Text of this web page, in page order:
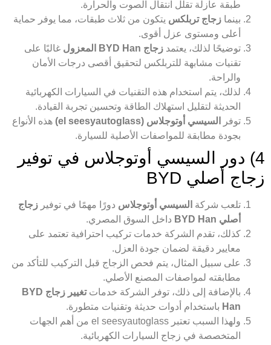
طبقة عازلة تقلل انتقال الصوت والحرارة.
بينما زجاج تربلكس يتكون من ثلاث طبقات، مما يوفر حماية
أعلى ومستوى عزل أقوى.
توضيحًا لذلك، يعتمد زجاج BYD Han المعزول
غالبًا على
تقنيات مشابهة للتربلكس لتحقيق أقصى درجات الأمان
والراحة.
لذلك، يتم استخدام هذه التقنيات في السيارات الكهربائية
الحديثة لتقليل استهلاك الطاقة وتحسين تجربة القيادة.
توفر
السيسي أوتوجلاس (el seesyautoglass)
هذه الأنواع
بجودة مطابقة للمواصفات الأصلية للسيارة.
4) دور السيسي أوتوجلاس في توفير
زجاج أصلي BYD
تلعب شركة السيسي أوتوجلاس دورًا مهمًا في توفير زجاج
أصلي BYD Han
داخل السوق المصري.
كذلك، تقدم الشركة خدمات تركيب احترافية تعتمد على
معايير دقيقة لضمان جودة العزل.
على سبيل المثال، يتم فحص الزجاج قبل التركيب للتأكد من
مطابقته لمواصفات المصنع الأصلي.
بالإضافة إلى ذلك، توفر الشركة خدمات
تغيير زجاج BYD
Han باستخدام أدوات حديثة وتقنيات متطورة.
ولهذا السبب تعتبر el seesyautoglass من أهم الجهات
المتخصصة في زجاج السيارات الكهربائية.